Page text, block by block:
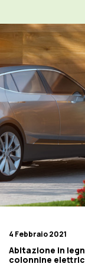
4 Febbraio 2021
Abitazione in
colonnine